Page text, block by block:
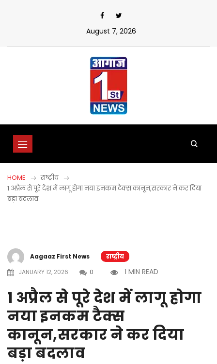
August 7, 2026
HOME
राष्ट्रीय
1 अप्रैल से पूरे देश में लागू होगा नया इनकम टैक्स कानून,सरकार ने कर दिया
बड़ा बदलाव
Aagaaz First News
राष्ट्रीय
JANUARY 12, 2026
0 1 MIN READ
1 अप्रैल से पूरे देश में लागू होगा
नया इनकम टैक्स
कानून,सरकार ने कर दिया
बड़ा बदलाव